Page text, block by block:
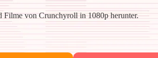
Filme von Crunchyroll in 1080p herunter.